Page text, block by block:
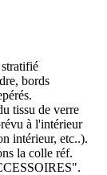
stratifié
bords
tissu de verre
à l'intérieur
intérieur, etc..).
la colle réf.